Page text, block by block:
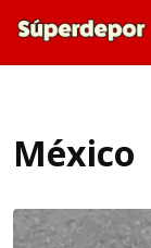
México